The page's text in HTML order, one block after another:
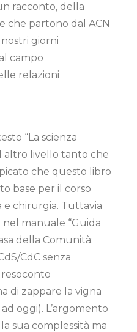
racconto, della
che partono dal ACN
giorni
campo
relazioni
“La scienza
altro livello tanto che
che questo libro
base per il corso
e chirurgia. Tuttavia
nel manuale “Guida
della Comunità:
CdC senza
resoconto
di zappare la vigna
oggi). L’argomento
sua complessità ma